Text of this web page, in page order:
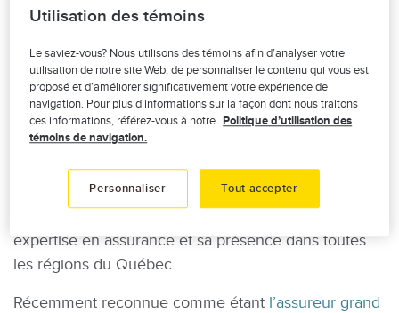
Pour uniformiser leurs opérations, défendre leurs
rayonnement, quelques sociétés mutuelles décident
de s’unir au sein d’une fédération. C’est le 18 avril
1956 que ce projet de création d’une fédération est
concrétisé.
Au cours des vingt dernières années, Promutuel
Assurance a poursuivi sa progression, en misant
expertise en assurance et sa présence dans toutes
les régions du Québec.
Récemment reconnue comme étant l’assureur grand
Utilisation des témoins
Le saviez-vous? Nous utilisons des témoins afin d’analyser votre
utilisation de notre site Web, de personnaliser le contenu qui vous est
proposé et d’améliorer significativement votre expérience de
navigation. Pour plus d'informations sur la façon dont nous traitons
ces informations, référez-vous à notre Politique d’utilisation des
témoins de navigation.
Personnaliser Tout accepter